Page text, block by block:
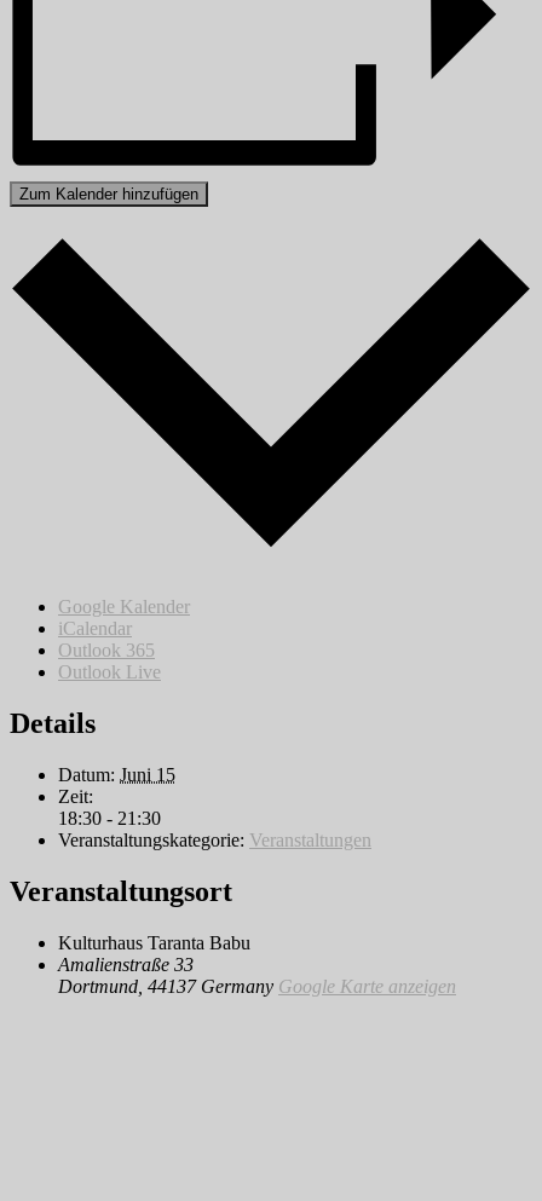
Zum Kalender hinzufügen
Google Kalender
iCalendar
Outlook 365
Outlook Live
Details
Datum: Juni 15
Zeit:
18:30 - 21:30
Veranstaltungskategorie: Veranstaltungen
Veranstaltungsort
Kulturhaus Taranta Babu
Amalienstraße 33
Dortmund 44137 Germany Google Karte anzeigen